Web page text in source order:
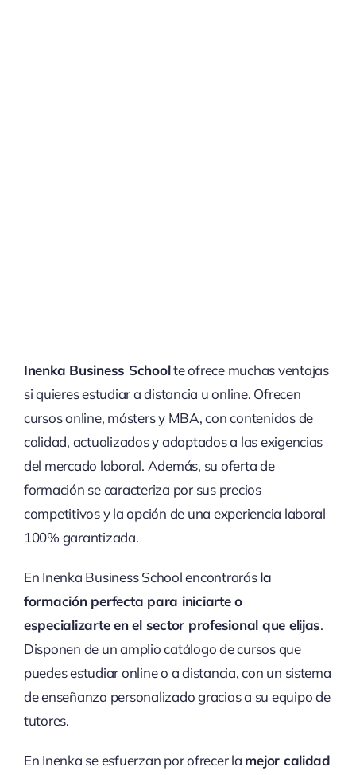
Inenka Business Schoolte ofrece muchas ventajas
si quieres estudiar a distancia u online. Ofrecen
cursos online, másters y MBA, con contenidos de
calidad, actualizados y adaptados a las exigencias
del mercado laboral. Además, su oferta de
formación se caracteriza por sus precios
competitivos y la opción de una experiencia laboral
100% garantizada.
En Inenka Business School encontrarásla
formación perfecta para iniciarte o
especializarte en el sector profesional que elijas.
Disponen de un amplio catálogo de cursos que
puedes estudiar online o a distancia, con un sistema
de enseñanza personalizado gracias a su equipo de
tutores.
En Inenka se esfuerzan por ofrecer la mejor calidad